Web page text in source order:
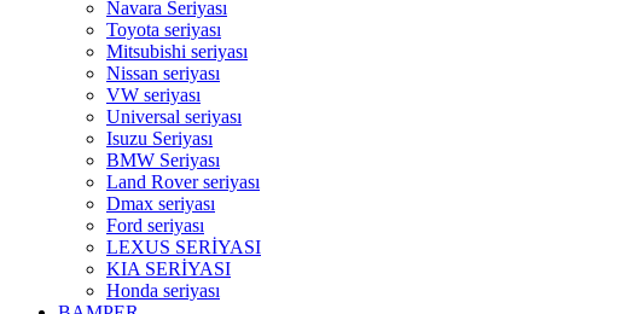
Navara Seriyası
Toyota seriyası
Mitsubishi seriyası
Nissan seriyası
VW seriyası
Universal seriyası
Isuzu Seriyası
BMW Seriyası
Land Rover seriyası
Dmax seriyası
Ford seriyası
LEXUS SERİYASI
KIA SERİYASI
Honda seriyası